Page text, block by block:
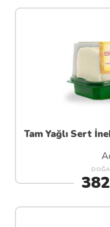
Tam Yağlı Sert